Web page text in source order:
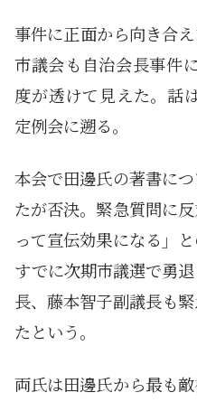
事件に正面から向き合え
市議会も自治会長事件
度が透けて見えた。話
定例会に遡る。
本会で田邊氏の著書に
たが否決。緊急質問に
って宣伝効果になる」
すでに次期市議選で勇
長、藤本智子副議長も
たという。
両氏は田邊氏から最も